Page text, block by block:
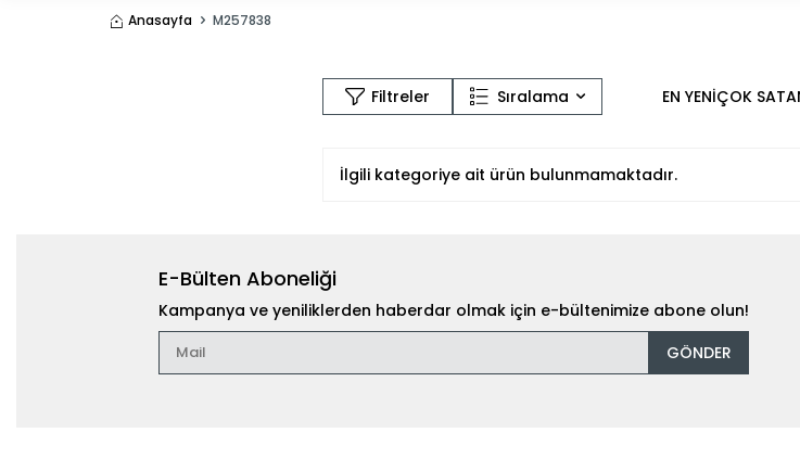
Anasayfa M257838
Filtreler Sıralama EN YENİÇOK
İlgili kategoriye ait ürün bulunmamaktadır.
E-Bülten Aboneliği
Kampanya ve yeniliklerden haberdar olmak için e-bültenimize abone olun!
GÖNDER